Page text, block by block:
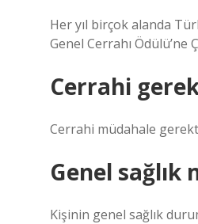
Her yıl birçok alanda
Genel Cerrahı Ödülü’ne
Cerrahi
Cerrahi müdahale
Genel sağlık
Kişinin genel sağlık